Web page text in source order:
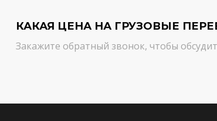
КАКАЯ ЦЕНА НА ГРУЗОВЫЕ
Закажите обратный звонок, чтобы